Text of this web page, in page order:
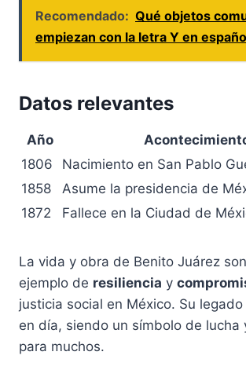
Recomendado: Qué objetos
empiezan con la letra Y en
Datos relevantes
Año
1806
Nacimiento en San Pablo
1858
Asume la presidencia de
1872
Fallece en la Ciudad de
La vida y obra de Benito Juárez
ejemplo de resiliencia y
justicia social en México. Su
en día, siendo un símbolo de lucha
para muchos.